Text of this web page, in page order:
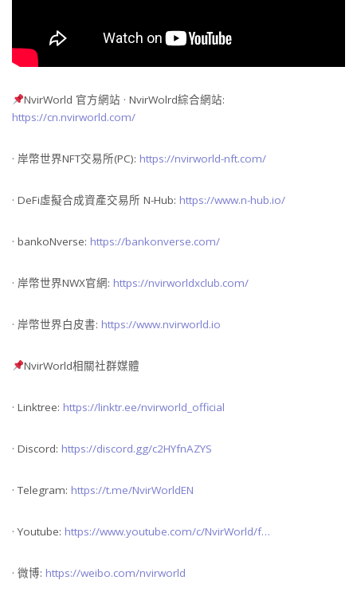
NvirWorld 官方網站 · NvirWolrd綜合網站:
https://cn.nvirworld.com/
· 岸幣世界NFT交易所(PC): https://nvirworld-nft.com/
· DeFi虛擬合成資產交易所 N-Hub: https://www.n-hub.io/
· bankoNverse: https://bankonverse.com/
· 岸幣世界NWX官網: https://nvirworldxclub.com/
· 岸幣世界白皮書: https://www.nvirworld.io
NvirWorld相關社群媒體
· Linktree: https://linktr.ee/nvirworld_official
· Discord: https://discord.gg/c2HYfnAZYS
· Telegram: https://t.me/NvirWorldEN
· Youtube: https://www.youtube.com/c/NvirWorld/f…
· 微博: https://weibo.com/nvirworld